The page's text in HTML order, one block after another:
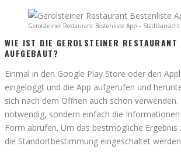
Gerolsteiner Restaurant Bestenliste App – Städteansicht
WIE IST DIE GEROLSTEINER RESTAURANT
AUFGEBAUT?
Einmal in den Google Play Store oder den
eingeloggt und die App aufgerufen und
sich nach dem Öffnen auch schon
notwendig, sondern einfach die
Form abrufen. Um das bestmögliche Ergebnis
die Standortbestimmung eingeschaltet